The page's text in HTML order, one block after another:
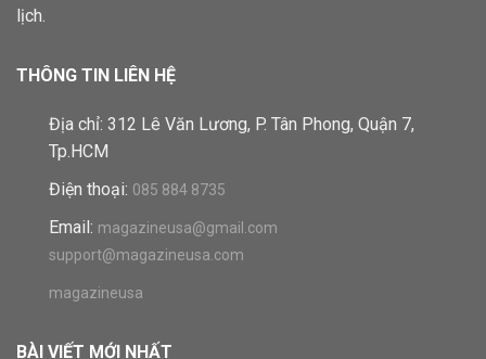
lịch.
THÔNG TIN LIÊN HỆ
Địa chỉ: 312 Lê Văn Lương, P. Tân Phong, Quận 7,
Tp.HCM
Điện thoại: 085 884 8735
Email: magazineusa@gmail.com
support@magazineusa.com
magazineusa
BÀI VIẾT MỚI NHẤT